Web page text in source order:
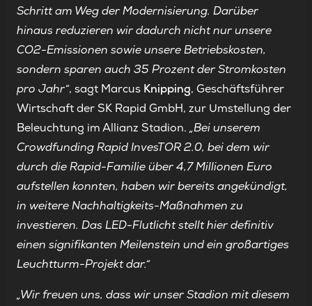
Schritt am Weg der Modernisierung. Darüber
hinaus reduzieren wir dadurch nicht nur unsere
CO2-Emissionen sowie unsere Betriebskosten,
sondern sparen auch 35 Prozent der Stromkosten
pro Jahr“, sagt Marcus Knipping, Geschäftsführer
Wirtschaft der SK Rapid GmbH, zur Umstellung der
Beleuchtung im Allianz Stadion. „Bei unserem
Crowdfunding Rapid InvesTOR 2.0, bei dem wir
durch die Rapid-Familie über 4,7 Millionen Euro
aufstellen konnten, haben wir bereits angekündigt,
in weitere Nachhaltigkeits-Maßnahmen zu
investieren. Das LED-Flutlicht stellt hier definitiv
einen signifikanten Meilenstein und ein großartiges
Leuchtturm-Projekt dar.“
„Wir freuen uns, dass wir unser Stadion mit diesem